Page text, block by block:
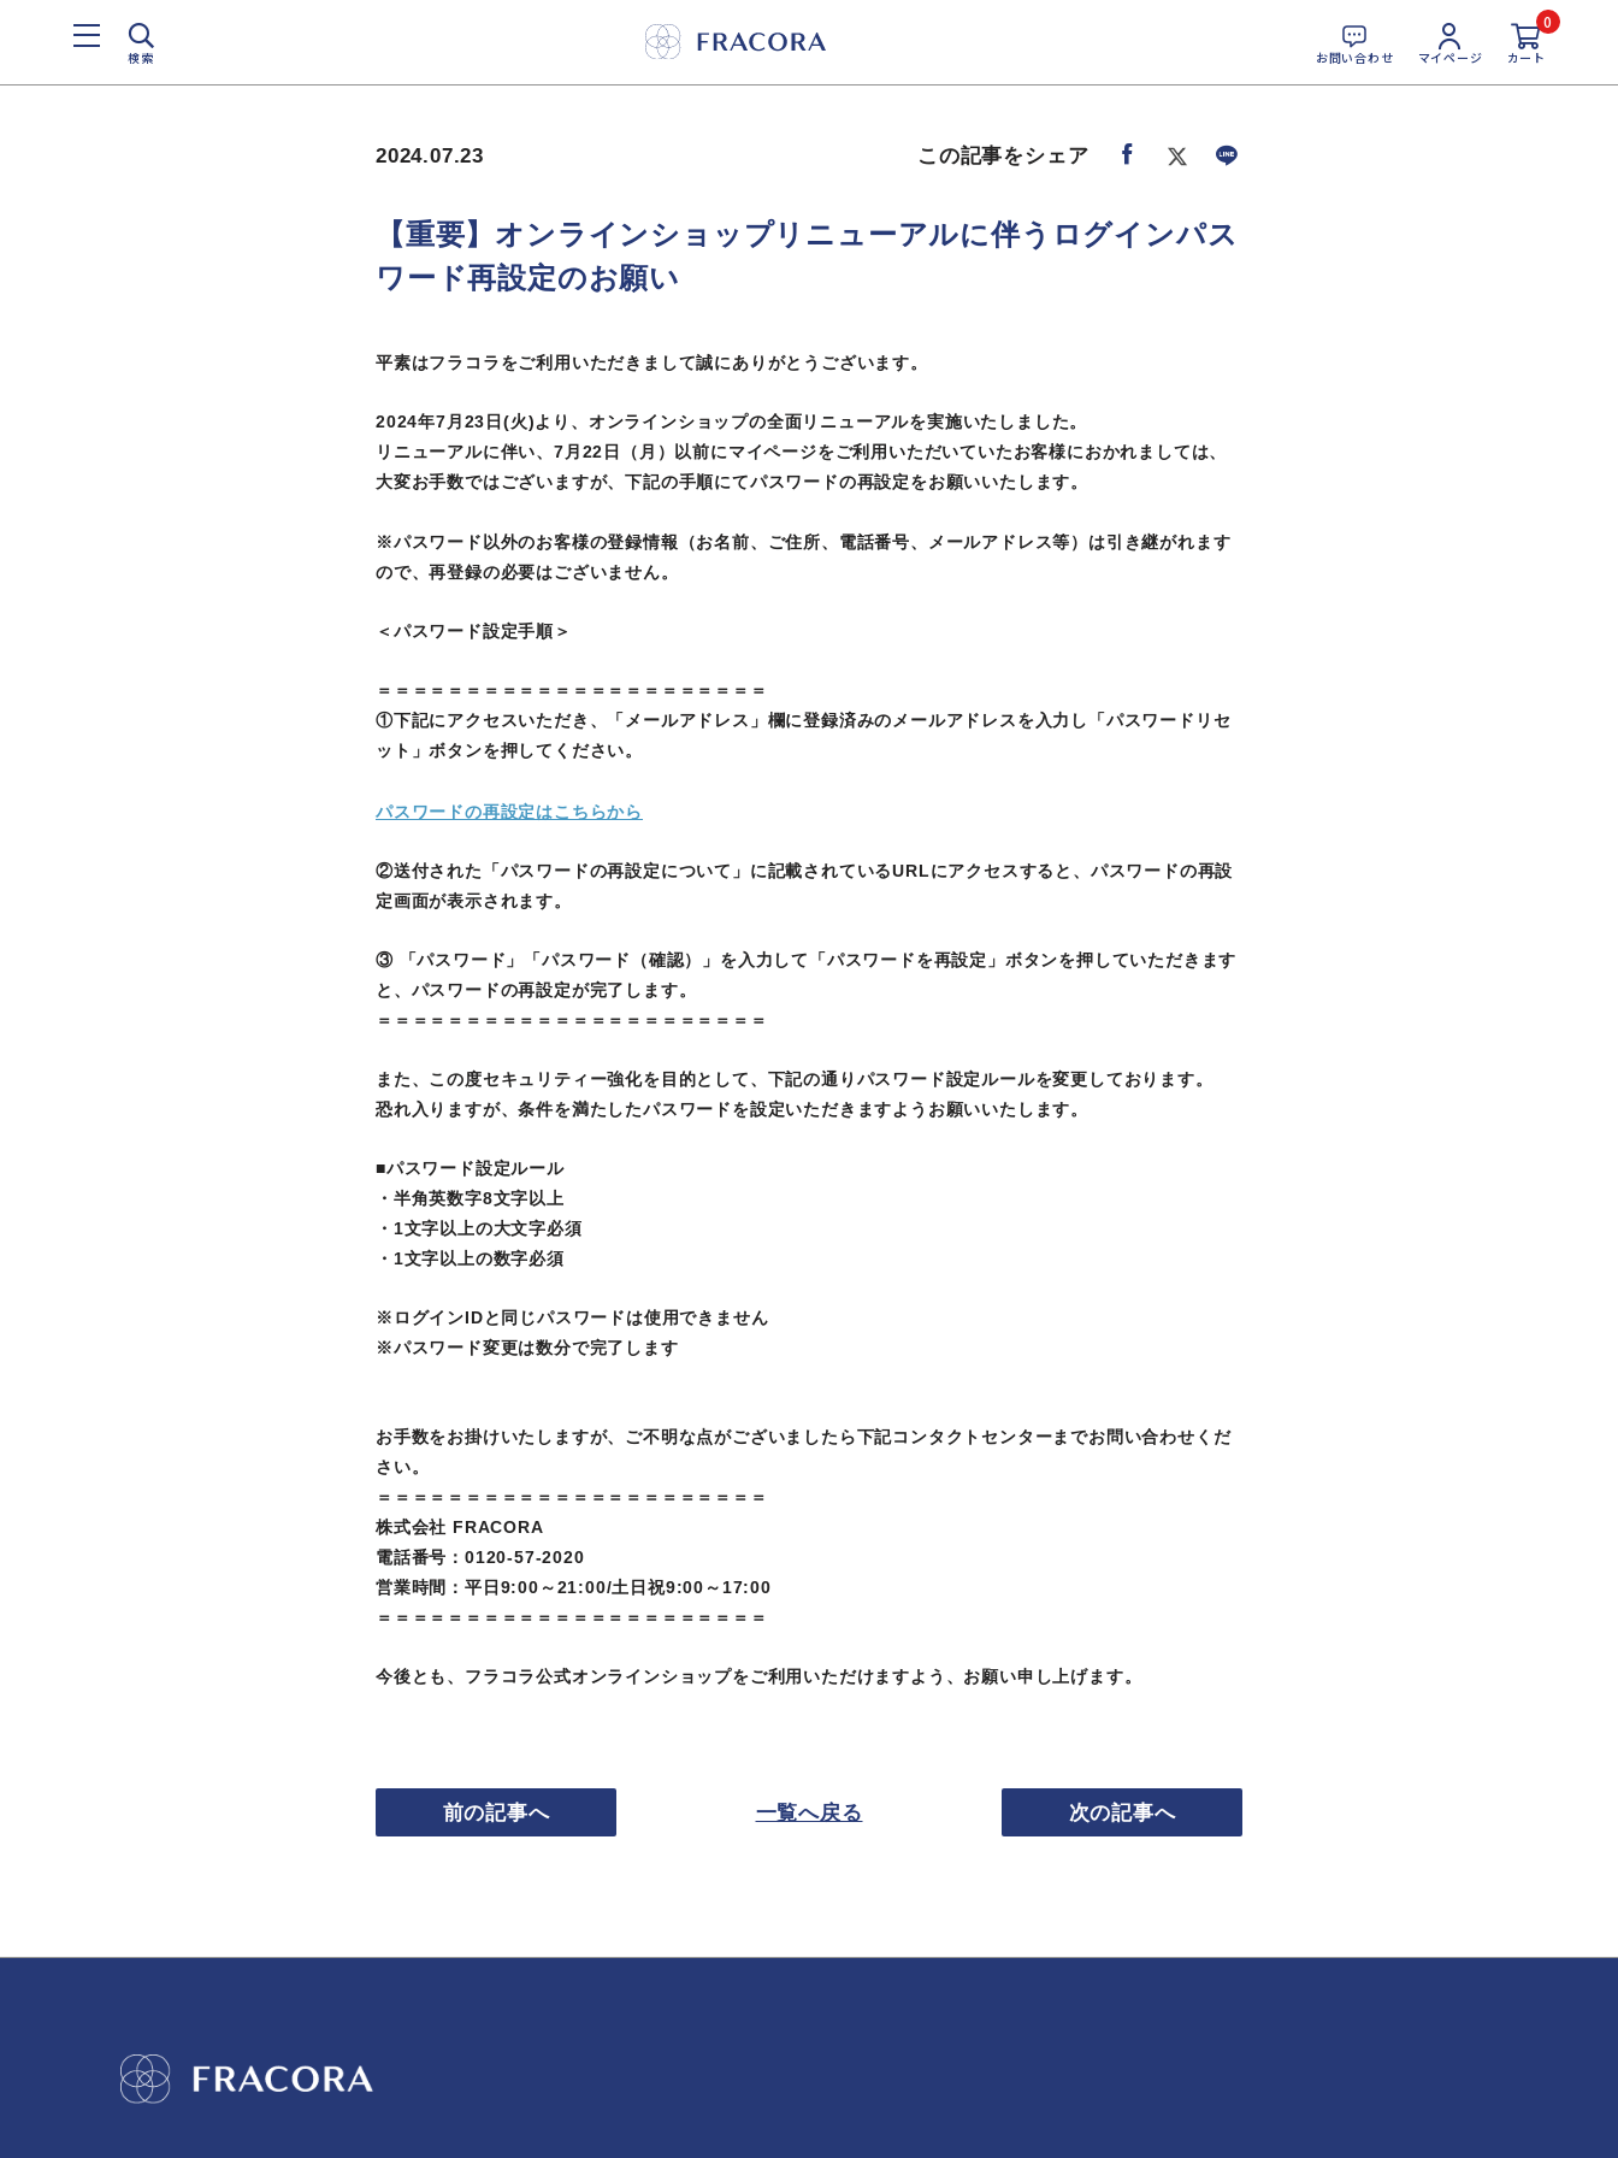
検索 お問い合わせ マイページ
0
カート
2024.07.23 この記事をシェア
【重要】オンラインショップリニューアルに伴うログインパス
ワード再設定のお願い
平素はフラコラをご利用いただきまして誠にありがとうございます。
2024年7月23日(火)より、オンラインショップの全面リニューアルを実施いたしました。
リニューアルに伴い、7月22日（月）以前にマイページをご利用いただいていたお客様におかれましては、
大変お手数ではございますが、下記の手順にてパスワードの再設定をお願いいたします。
※パスワード以外のお客様の登録情報（お名前、ご住所、電話番号、メールアドレス等）は引き継がれます
ので、再登録の必要はございません。
＜パスワード設定手順＞
＝＝＝＝＝＝＝＝＝＝＝＝＝＝＝＝＝＝＝＝＝＝
①下記にアクセスいただき、「メールアドレス」欄に登録済みのメールアドレスを入力し「パスワードリセ
ット」ボタンを押してください。
パスワードの再設定はこちらから
②送付された「パスワードの再設定について」に記載されているURLにアクセスすると、パスワードの再設
定画面が表示されます。
③ 「パスワード」「パスワード（確認）」を入力して「パスワードを再設定」ボタンを押していただきます
と、パスワードの再設定が完了します。
＝＝＝＝＝＝＝＝＝＝＝＝＝＝＝＝＝＝＝＝＝＝
また、この度セキュリティー強化を目的として、下記の通りパスワード設定ルールを変更しております。
恐れ入りますが、条件を満たしたパスワードを設定いただきますようお願いいたします。
■パスワード設定ルール
・半角英数字8文字以上
・1文字以上の大文字必須
・1文字以上の数字必須
※ログインIDと同じパスワードは使用できません
※パスワード変更は数分で完了します
お手数をお掛けいたしますが、ご不明な点がございましたら下記コンタクトセンターまでお問い合わせくだ
さい。
＝＝＝＝＝＝＝＝＝＝＝＝＝＝＝＝＝＝＝＝＝＝
株式会社 FRACORA
電話番号：0120-57-2020
営業時間：平日9:00～21:00/土日祝9:00～17:00
＝＝＝＝＝＝＝＝＝＝＝＝＝＝＝＝＝＝＝＝＝＝
今後とも、フラコラ公式オンラインショップをご利用いただけますよう、お願い申し上げます。
前の記事へ 一覧へ戻る 次の記事へ